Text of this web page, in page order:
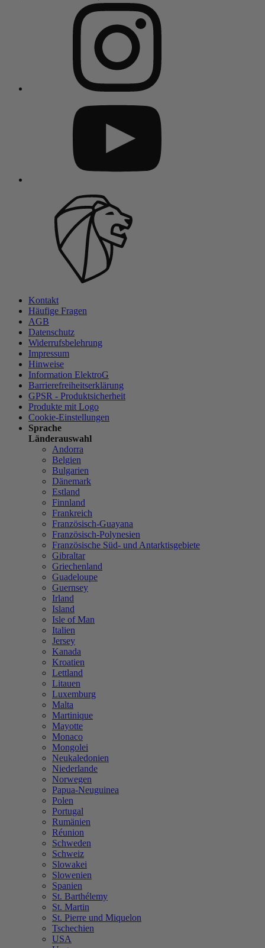
Kontakt
Häufige Fragen
AGB
Datenschutz
Widerrufsbelehrung
Impressum
Hinweise
Information ElektroG
Barrierefreiheitserklärung
GPSR - Produktsicherheit
Produkte mit Logo
Cookie-Einstellungen
Sprache
Länderauswahl
Andorra
Belgien
Bulgarien
Dänemark
Estland
Finnland
Frankreich
Französisch-Guayana
Französisch-Polynesien
Französische Süd- und Antarktisgebiete
Gibraltar
Griechenland
Guadeloupe
Guernsey
Irland
Island
Isle of Man
Italien
Jersey
Kanada
Kroatien
Lettland
Litauen
Luxemburg
Malta
Martinique
Mayotte
Monaco
Mongolei
Neukaledonien
Niederlande
Norwegen
Papua-Neuguinea
Polen
Portugal
Rumänien
Réunion
Schweden
Schweiz
Slowakei
Slowenien
Spanien
St. Barthélemy
St. Martin
St. Pierre und Miquelon
Tschechien
USA